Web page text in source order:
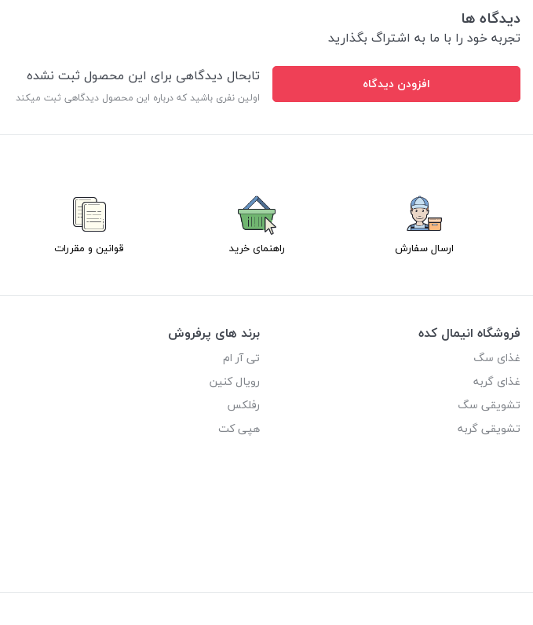
دیدگاه ها
تجربه خود را با ما به اشتراگ بگذارید
افزودن دیدگاه تابحال دیدگاهی برای این محصول ثبت نشده
اولین نفری باشید که درباره این محصول دیدگاهی ثبت میکند
ارسال سفارش راهنمای خرید قوانین و مقررات
فروشگاه انیمال کده
غذای سگ
غذای گربه
تشویقی سگ
تشویقی گربه
برند های پرفروش
تی آر ام
رویال کنین
رفلکس
هپی کت